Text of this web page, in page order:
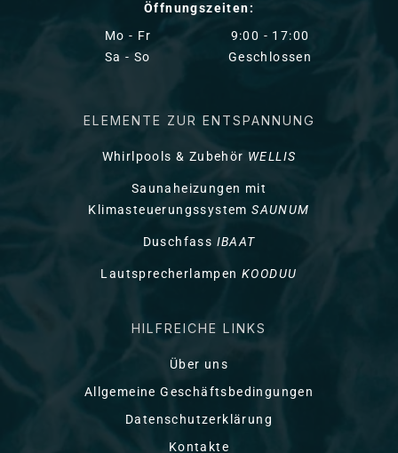
Öffnungszeiten:
Mo - Fr
Sa - So
9:00 - 17:00
Geschlossen
ELEMENTE ZUR ENTSPANNUNG
Whirlpools & Zubehör WELLIS
Saunaheizungen mit
KlimasteuerungssystemSAUNUM
Duschfass IBAAT
LautsprecherlampenKOODUU
HILFREICHE LINKS
Über uns
Allgemeine Geschäftsbedingungen
Datenschutzerklärung
Kontakte